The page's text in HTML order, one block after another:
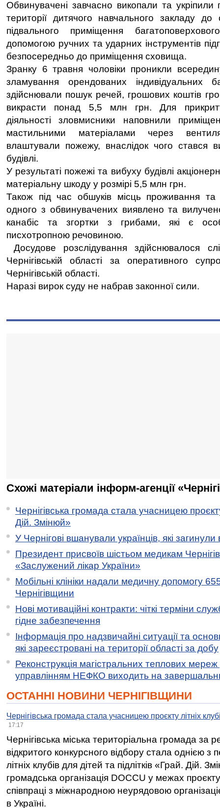
Обвинувачені завчасно викопали та
території дитячого навчального закладу
підвального приміщення
допомогою ручних та ударних інструментів
безпосередньо до приміщення сховища.
Зранку 6 травня чоловіки проникли
зламування орендованих індивідуальних
здійснювали пошук речей, грошових коштів
викрасти понад 5,5 млн грн. Для
діяльності зловмисники наповнили
мастильними матеріалами через
влаштували пожежу, внаслідок чого стався
будівлі.
У результаті пожежі та вибуху будівлі
матеріальну шкоду у розмірі 5,5 млн грн.
Також під час обшуків місць проживання
одного з обвинувачених виявлено та
канабіс та згортки з грибами, які є
писхотропною речовиною.
Досудове розслідування здійснювалося
Чернігівській області за оперативного
Чернігівській області.
Наразі вирок суду не набрав законної сили.
Схожі матеріали інформ-агенції
Чернігівська громада стала учасницею
Дій. Змінюй»
У Чернігові вшанували українців, які загинули
Президент присвоїв шістьом медикам
«Заслужений лікар України»
Мобільні клініки надали медичну допомогу
Чернігівщини
Нові мотиваційні контракти: чіткі терміни
гідне забезпечення
Інформація про надзвичайні ситуації та
які зареєстровані на території області за добу
Реконструкція магістральних теплових мереж
управлінням НЕФКО виходить на
ОСТАННІ НОВИНИ ЧЕРНІГІВЩИНИ
Чернігівська громада стала учасницею проєкту літніх
17:17
Чернігівська міська територіальна громада за
відкритого конкурсного відбору стала однією
літніх клубів для дітей та підлітків «Грай. Дій.
громадська організація DOCCU у межах
співпраці з міжнародною неурядовою
в Україні.